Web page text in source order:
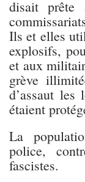
disait prête
Ils et elles
explosifs,
et aux
grève
d’assaut
étaient
La
police,
fascistes.